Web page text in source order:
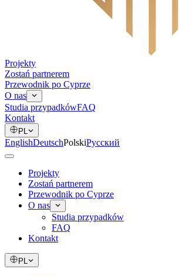
Projekty
Zostań partnerem
Przewodnik po Cyprze
O nas
Studia przypadkówFAQ
Kontakt
PL
EnglishDeutschPolskiРусский
Projekty
Zostań partnerem
Przewodnik po Cyprze
O nas
Studia przypadków
FAQ
Kontakt
PL